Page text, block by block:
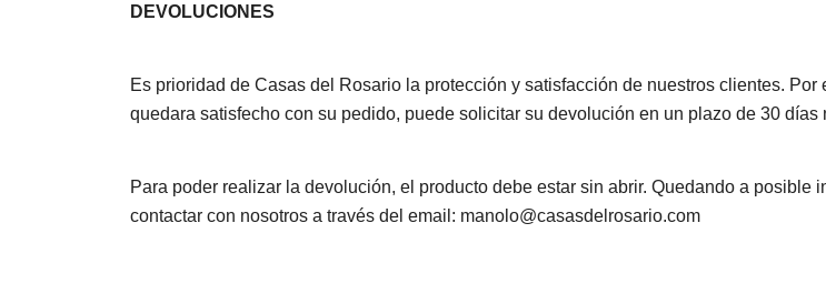
DEVOLUCIONES
Es prioridad de Casas del Rosario la protección y satisfacción de nuestros clientes.
quedara satisfecho con su pedido, puede solicitar su devolución en un plazo de 30
Para poder realizar la devolución, el producto debe estar sin abrir. Quedando a
contactar con nosotros a través del email: manolo@casasdelrosario.com